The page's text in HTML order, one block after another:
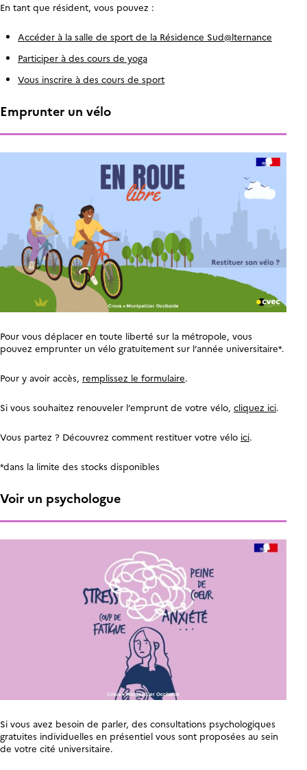
En tant que résident, vous pouvez :
Accéder à la salle de sport de la Résidence Sud@lternance
Participer à des cours de yoga
Vous inscrire à des cours de sport
Emprunter un vélo
Pour vous déplacer en toute liberté sur la métropole, vous
pouvez emprunter un vélo gratuitement sur l’année universitaire*.
Pour y avoir accès, remplissez le formulaire.
Si vous souhaitez renouveler l’emprunt de votre vélo, cliquez ici.
Vous partez ? Découvrez comment restituer votre vélo ici.
*dans la limite des stocks disponibles
Voir un psychologue
Si vous avez besoin de parler, des consultations psychologiques
gratuites individuelles en présentiel vous sont proposées au sein
de votre cité universitaire.